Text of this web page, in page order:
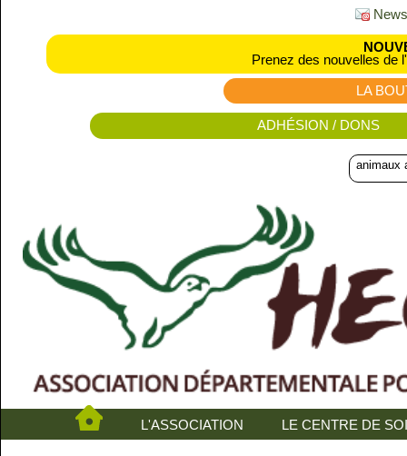
Prenez des nouvelles de
LA
ADHÉSION / DONS
L'ASSOCIATION LE CENTRE DE